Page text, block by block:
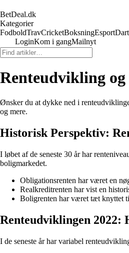
BetDeal.dk
Kategorier
FodboldTravCricketBoksningEsportDart
LoginKom i gangMailnyt
Renteudvikling
Ønsker du at dykke ned i
og mere.
Historisk Perspektiv:
I løbet af de seneste 30 år har
boligmarkedet.
Obligationsrenten har været en
Realkreditrenten har vist en
Boligrenten har været tæt knyttet
Renteudviklingen 2022:
I de seneste år har variabel